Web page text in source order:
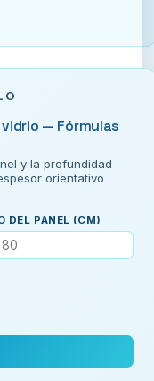
vidrio — Fórmulas
y la profundidad
orientativo
DEL PANEL (CM)